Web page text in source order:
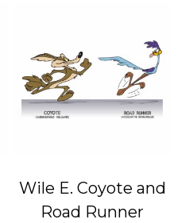
Wile E. Coyote and
Road Runner